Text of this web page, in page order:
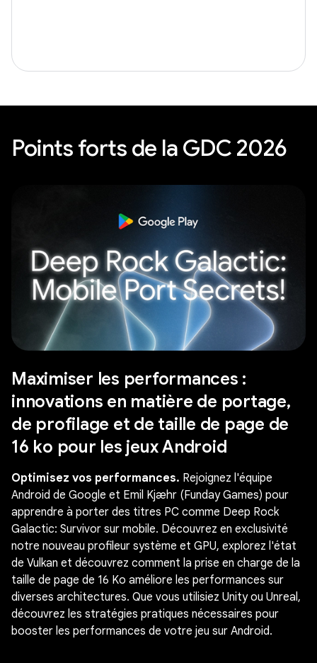
Points forts de la GDC 2026
Maximiser les performances :
innovations en matière de portage,
de profilage et de taille de page de
16 ko pour les jeux Android
Optimisez vos performances. Rejoignez l'équipe
Android de Google et Emil Kjæhr (Funday Games) pour
apprendre à porter des titres PC comme Deep Rock
Galactic: Survivor sur mobile. Découvrez en exclusivité
notre nouveau profileur système et GPU, explorez l'état
de Vulkan et découvrez comment la prise en charge de la
taille de page de 16 Ko améliore les performances sur
diverses architectures. Que vous utilisiez Unity ou Unreal,
découvrez les stratégies pratiques nécessaires pour
booster les performances de votre jeu sur Android.